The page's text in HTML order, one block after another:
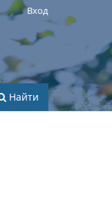
Найти
Вход